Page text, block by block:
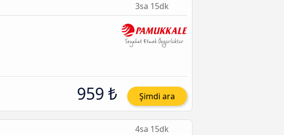
3sa 15dk
959 ₺ Şimdi ara
4sa 15dk